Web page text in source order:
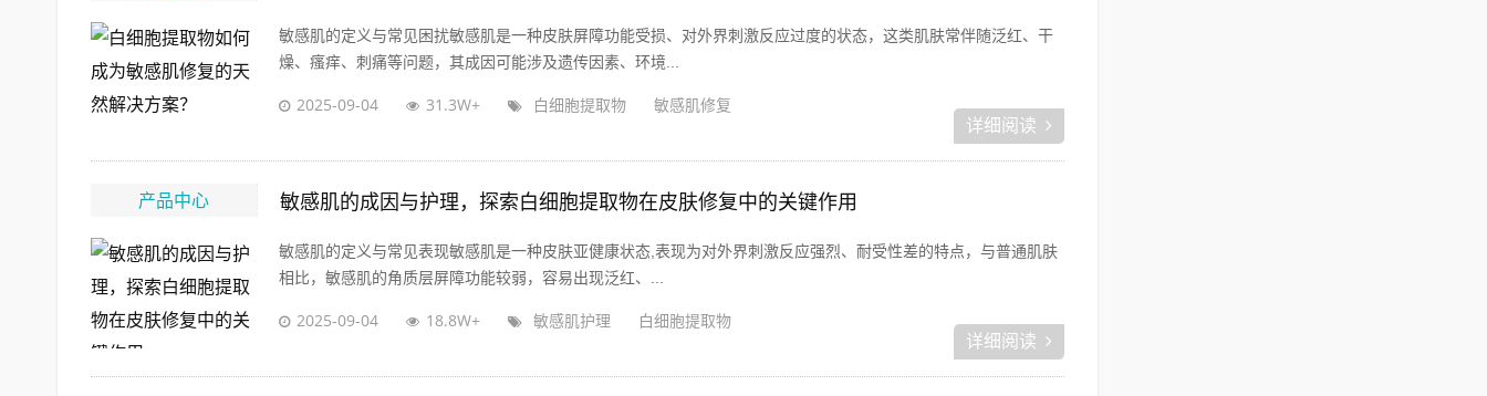
敏感肌的定义与常见困扰敏感肌是一种皮肤屏障功能受损、对外界刺激反应过度的状态，这类肌肤常伴随泛红、干
燥、瘙痒、刺痛等问题，其成因可能涉及遗传因素、环境...
2025-09-04 31.3W+ 白细胞提取物 敏感肌修复
详细阅读
产品中心 敏感肌的成因与护理，探索白细胞提取物在皮肤修复中的关键作用
敏感肌的定义与常见表现敏感肌是一种皮肤亚健康状态,表现为对外界刺激反应强烈、耐受性差的特点，与普通肌肤
相比，敏感肌的角质层屏障功能较弱，容易出现泛红、...
2025-09-04 18.8W+ 敏感肌护理 白细胞提取物
详细阅读